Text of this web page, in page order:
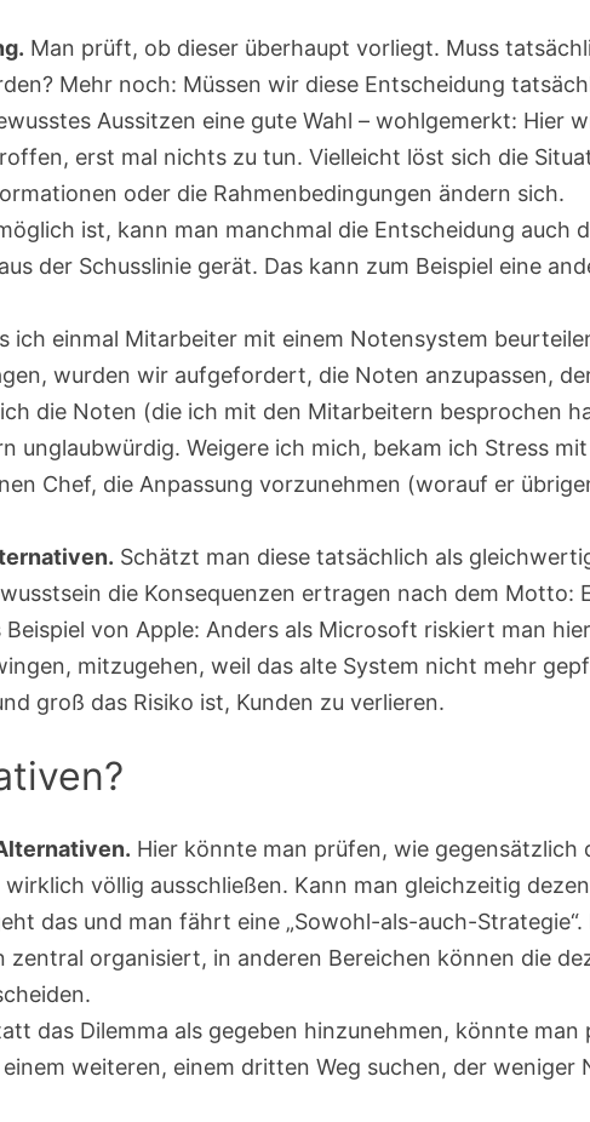
Man prüft, ob dieser überhaupt vorliegt. Muss
Mehr noch: Müssen wir diese Entscheidung
Aussitzen eine gute Wahl – wohlgemerkt: Hier
erst mal nichts zu tun. Vielleicht löst sich die
oder die Rahmenbedingungen ändern sich.
ist, kann man manchmal die Entscheidung auch
der Schusslinie gerät. Das kann zum Beispiel eine
ich einmal Mitarbeiter mit einem Notensystem
wurden wir aufgefordert, die Noten anzupassen,
die Noten (die ich mit den Mitarbeitern besprochen
unglaubwürdig. Weigere ich mich, bekam ich Stress
Chef, die Anpassung vorzunehmen (worauf er
Schätzt man diese tatsächlich als
die Konsequenzen ertragen nach dem Motto:
von Apple: Anders als Microsoft riskiert man
mitzugehen, weil das alte System nicht mehr
groß das Risiko ist, Kunden zu verlieren.
Hier könnte man prüfen, wie gegensätzlich
völlig ausschließen. Kann man gleichzeitig
das und man fährt eine „Sowohl-als-auch-Strategie“.
zentral organisiert, in anderen Bereichen können die
das Dilemma als gegeben hinzunehmen, könnte man
weiteren, einem dritten Weg suchen, der weniger